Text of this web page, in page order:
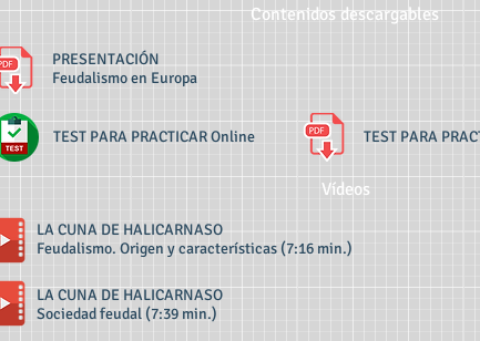
Contenidos descargables
PRESENTACIÓN
Feudalismo en Europa
TEST PARA PRACTICAR Online TEST PARA
LA CUNA DE HALICARNASO
Feudalismo. Origen y características (7:16 min.)
LA CUNA DE HALICARNASO
Sociedad feudal (7:39 min.)
Vídeos